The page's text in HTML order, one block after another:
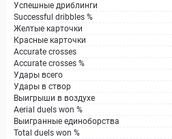
Успешные дриблинги
Successful dribbles %
Желтые карточки
Красные карточки
Accurate crosses
Accurate crosses %
Удары всего
Удары в створ
Выигрыши в воздухе
Aerial duels won %
Выигранные единоборства
Total duels won %